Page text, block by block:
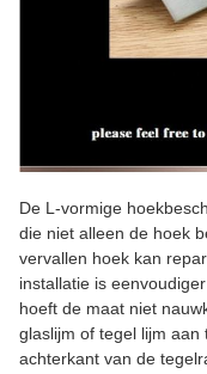
De L-vormige
die niet alleen de hoek
vervallen hoek kan
installatie is
hoeft de maat niet
glaslijm of tegel lijm
achterkant van de